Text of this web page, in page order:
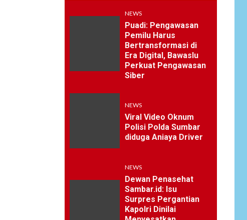
NEWS
Puadi: Pengawasan
Pemilu Harus
Bertransformasi di
Era Digital, Bawaslu
Perkuat Pengawasan
Siber
NEWS
Viral Video Oknum
Polisi Polda Sumbar
diduga Aniaya Driver
NEWS
Dewan Penasehat
Sambar.id: Isu
Surpres Pergantian
Kapolri Dinilai